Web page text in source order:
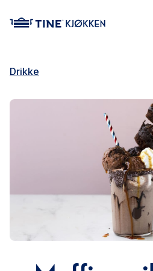
Drikke